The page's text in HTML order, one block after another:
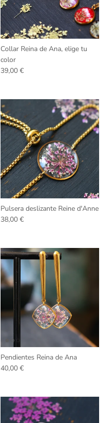
Collar Reina de Ana, elige tu
color
Precio normal
39,00 €
Pulsera deslizante Reine d'Anne
Precio normal
38,00 €
Pendientes Reina de Ana
Precio normal
40,00 €